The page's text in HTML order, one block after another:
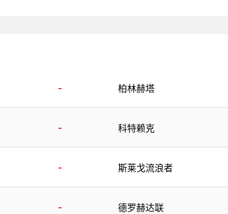
- 柏林赫塔
- 科特赖克
- 斯莱戈流浪者
- 德罗赫达联